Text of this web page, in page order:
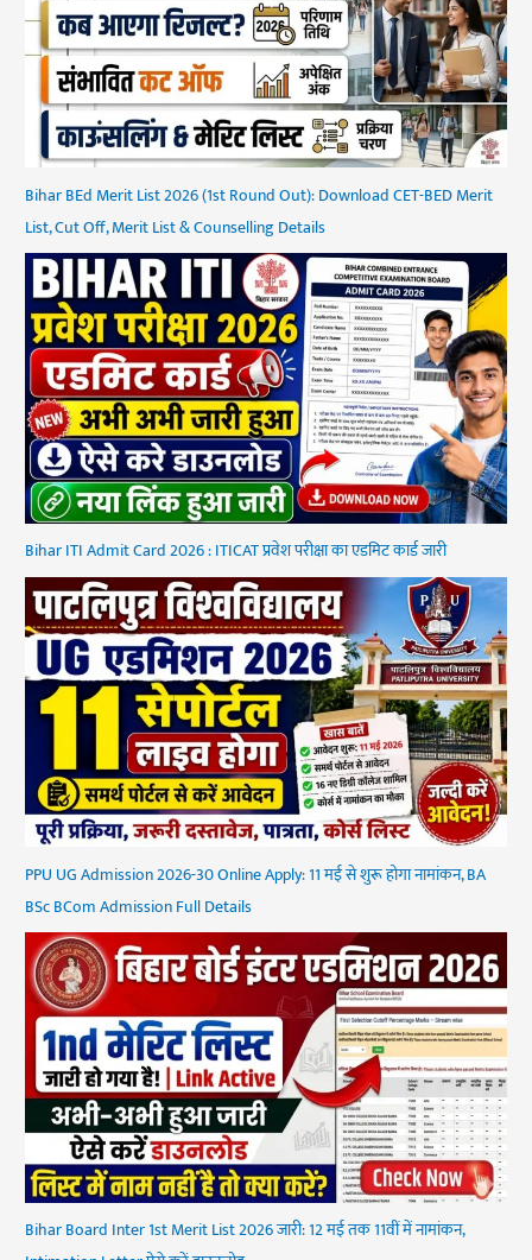
Bihar BEd Merit List 2026 (1st Round Out): Download CET-BED Merit
List, Cut Off, Merit List & Counselling Details
Bihar ITI Admit Card 2026 : ITICAT प्रवेश परीक्षा का एडमिट कार्ड जारी
PPU UG Admission 2026-30 Online Apply: 11 मई से शुरू होगा नामांकन, BA
BSc BCom Admission Full Details
Bihar Board Inter 1st Merit List 2026 जारी: 12 मई तक 11वीं में नामांकन,